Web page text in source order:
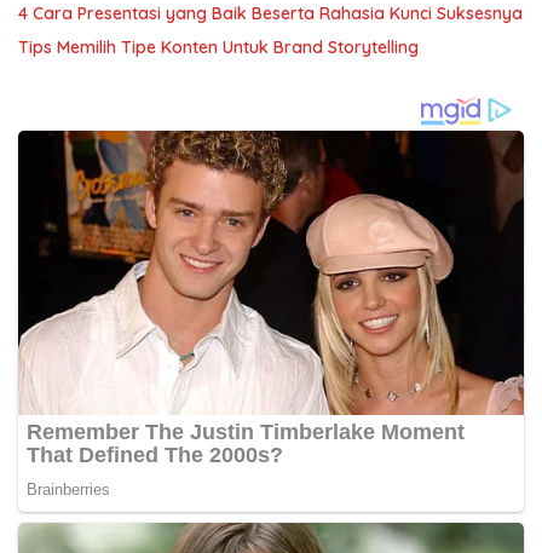
4 Cara Presentasi yang Baik Beserta Rahasia Kunci Suksesnya
Tips Memilih Tipe Konten Untuk Brand Storytelling